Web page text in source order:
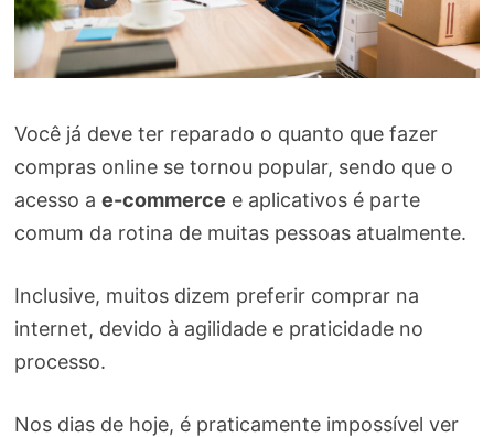
Você já deve ter reparado o quanto que fazer
compras online se tornou popular, sendo que o
acesso a e-commerce e aplicativos é parte
comum da rotina de muitas pessoas atualmente.
Inclusive, muitos dizem preferir comprar na
internet, devido à agilidade e praticidade no
processo.
Nos dias de hoje, é praticamente impossível ver